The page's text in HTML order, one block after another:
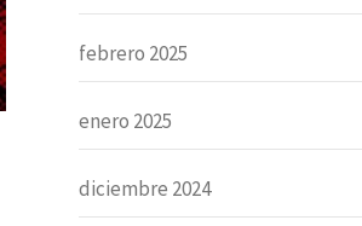
febrero 2025
enero 2025
diciembre 2024